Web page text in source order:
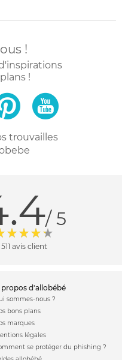
!
!
trouvailles
/ 5
511 avis client
à propos d'allobébé
sommes-nous ?
bons plans
marques
légales
se protéger du phishing ?